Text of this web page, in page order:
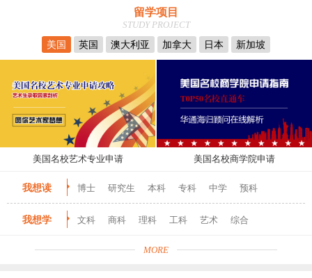
留学项目
STUDY PROJECT
美国
英国 澳大利亚 加拿大 日本 新加坡
美国名校艺术专业申请 美国名校商学院申请
我想读 博士 研究生 本科 专科 中学 预科
我想学 文科 商科 理科 工科 艺术 综合
MORE